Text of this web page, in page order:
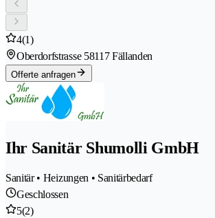
4(1)
Oberdorfstrasse 58117 Fällanden
Offerte anfragen
Ihr Sanitär Shumolli GmbH
Sanitär • Heizungen • Sanitärbedarf
Geschlossen
5(2)